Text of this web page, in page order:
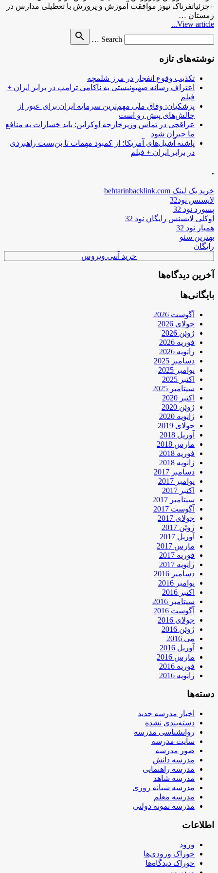
+جزئیاتفرتاک نیوز موافقت آموزش و پرورش با تعطیلی مدارس در
زمستان …
View article...
Search …
search
نوشته‌های تازه
تکذیب وقوع انفجار در مرز شلمچه
اعتراف رسانه صهیونیستی به ناکامی ترامپ در برابر ایران +
فیلم
پزشکیان: وفاق ملی مهم‌ترین سرمایه ایران برای عبور از
چالش‌های پیش رو است
عراقچی در تماس وزیرخارجه اوکراین: باید خسارات به منافع
ما جبران شود
پاشنه آشیل‌های آمریکا؛ از کمبود مهمات تا بن‌بست راهبردی
در برابر ایران + فیلم
.
خرید بک لینک behtarinbacklink.com
لایسنس نود32
پسورد نود 32
اوکلی لایسنس رایگان نود 32
همیار نود 32
بهترین سئو
رایگان
خرید آنتی ویروس
آخرین دیدگاه‌ها
بایگانی‌ها
آگوست 2026
جولای 2026
ژوئن 2026
فوریه 2026
ژانویه 2026
دسامبر 2025
نوامبر 2025
اکتبر 2025
سپتامبر 2025
اکتبر 2020
ژوئن 2020
ژانویه 2020
جولای 2019
آوریل 2018
مارس 2018
فوریه 2018
ژانویه 2018
دسامبر 2017
نوامبر 2017
اکتبر 2017
سپتامبر 2017
آگوست 2017
جولای 2017
ژوئن 2017
آوریل 2017
مارس 2017
فوریه 2017
ژانویه 2017
دسامبر 2016
نوامبر 2016
اکتبر 2016
سپتامبر 2016
آگوست 2016
جولای 2016
ژوئن 2016
می 2016
آوریل 2016
مارس 2016
فوریه 2016
ژانویه 2016
دسته‌ها
اخبار مدرسه جدید
دسته‌بندی نشده
روانشناسی مدرسه
سایت مدرسه
صور مدرسه
مدرسه دانش
مدرسه راهنمایی
مدرسه شاهد
مدرسه شبانه روزی
مدرسه معلم
مدرسه نمونه دولتی
اطلاعات
ورود
خوراک ورودی‌ها
خوراک دیدگاه‌ها